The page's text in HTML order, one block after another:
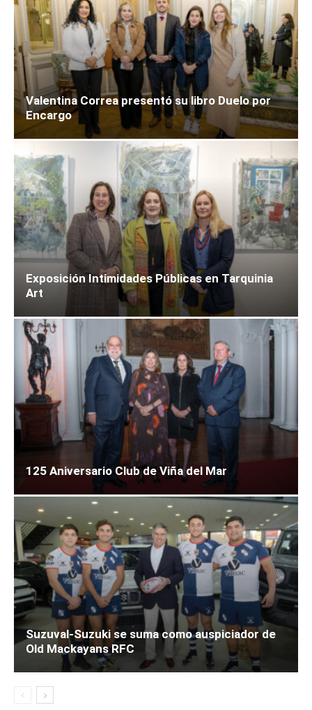
Valentina Correa presentó su libro Duelo por
Encargo
Exposición Intimidades Públicas en Tarquinia
Art
125 Aniversario Club de Viña del Mar
Suzuval-Suzuki se suma como auspiciador de
Old Mackayans RFC